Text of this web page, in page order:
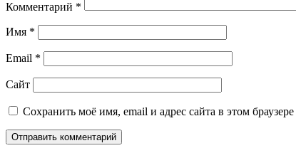
Комментарий *
Имя *
Email *
Сайт
Сохранить моё имя, email и адрес сайта в этом